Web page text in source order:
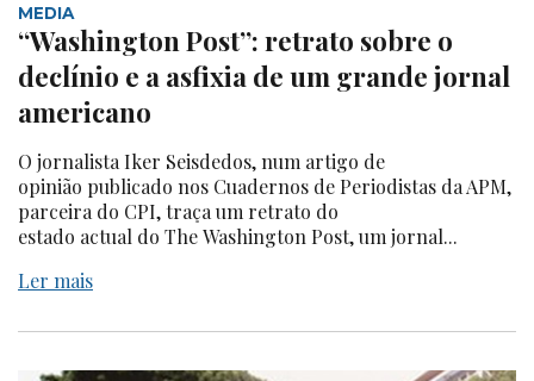
MEDIA
“Washington Post”: retrato sobre o
declínio e a asfixia de um grande jornal
americano
O jornalista Iker Seisdedos, num artigo de
opinião publicado nos Cuadernos de Periodistas da APM,
parceira do CPI, traça um retrato do
estado actual do The Washington Post, um jornal...
Ler mais